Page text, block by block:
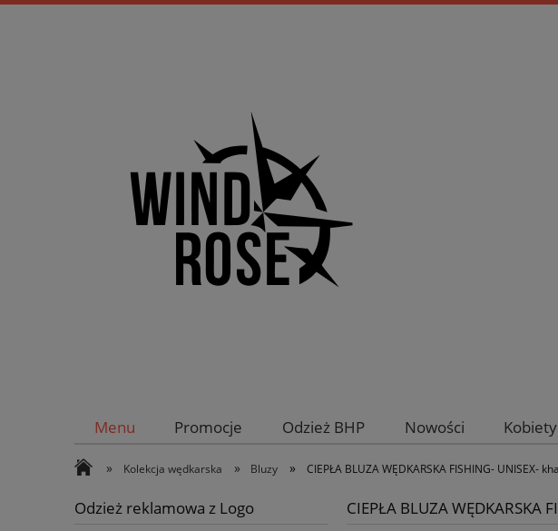
Menu Promocje Odzież BHP Nowości Kobiety
» Kolekcja wędkarska » Bluzy » CIEPŁA BLUZA WĘDKARSKA FISHING- UNISEX-
Odzież reklamowa z Logo CIEPŁA BLUZA WĘDKARSKA